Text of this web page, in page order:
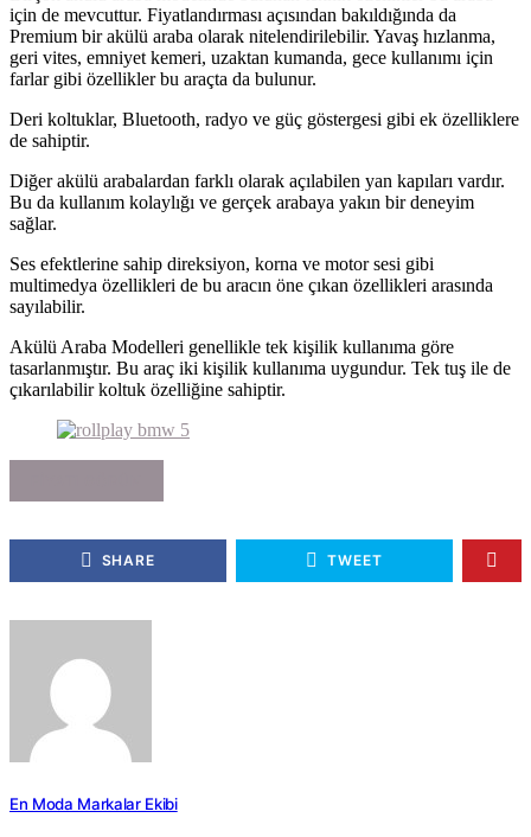
için de mevcuttur. Fiyatlandırması açısından bakıldığında da
Premium bir akülü araba olarak nitelendirilebilir. Yavaş hızlanma,
geri vites, emniyet kemeri, uzaktan kumanda, gece kullanımı için
farlar gibi özellikler bu araçta da bulunur.
Deri koltuklar, Bluetooth, radyo ve güç göstergesi gibi ek özelliklere
de sahiptir.
Diğer akülü arabalardan farklı olarak açılabilen yan kapıları vardır.
Bu da kullanım kolaylığı ve gerçek arabaya yakın bir deneyim
sağlar.
Ses efektlerine sahip direksiyon, korna ve motor sesi gibi
multimedya özellikleri de bu aracın öne çıkan özellikleri arasında
sayılabilir.
Akülü Araba Modelleri genellikle tek kişilik kullanıma göre
tasarlanmıştır. Bu araç iki kişilik kullanıma uygundur. Tek tuş ile de
çıkarılabilir koltuk özelliğine sahiptir.
SHARE TWEET
En Moda Markalar Ekibi